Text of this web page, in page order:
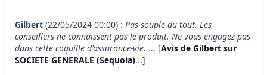
Gilbert (22/05/2024 00:00) : Pas souple du tout. Les
conseillers ne connaissent pas le produit. Ne vous engagez pas
dans cette coquille d'assurance-vie. ... [Avis de Gilbert sur
SOCIETE GENERALE (Sequoia)...]